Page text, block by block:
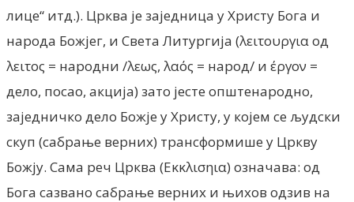
лице“ итд.). Црква је заједница у Христу Бога и
народа Божјег, и Света Литургија (λειτουργια од
λειτος = народни /λεως, λαός = народ/ и έργον =
дело, посао, акција) зато јесте општенародно,
заједничко дело Божје у Христу, у којем се људски
скуп (сабрање верних) трансформише у Цркву
Божју. Сама реч Црква (Εκκλισηια) означава: од
Бога сазвано сабрање верних и њихов одзив на